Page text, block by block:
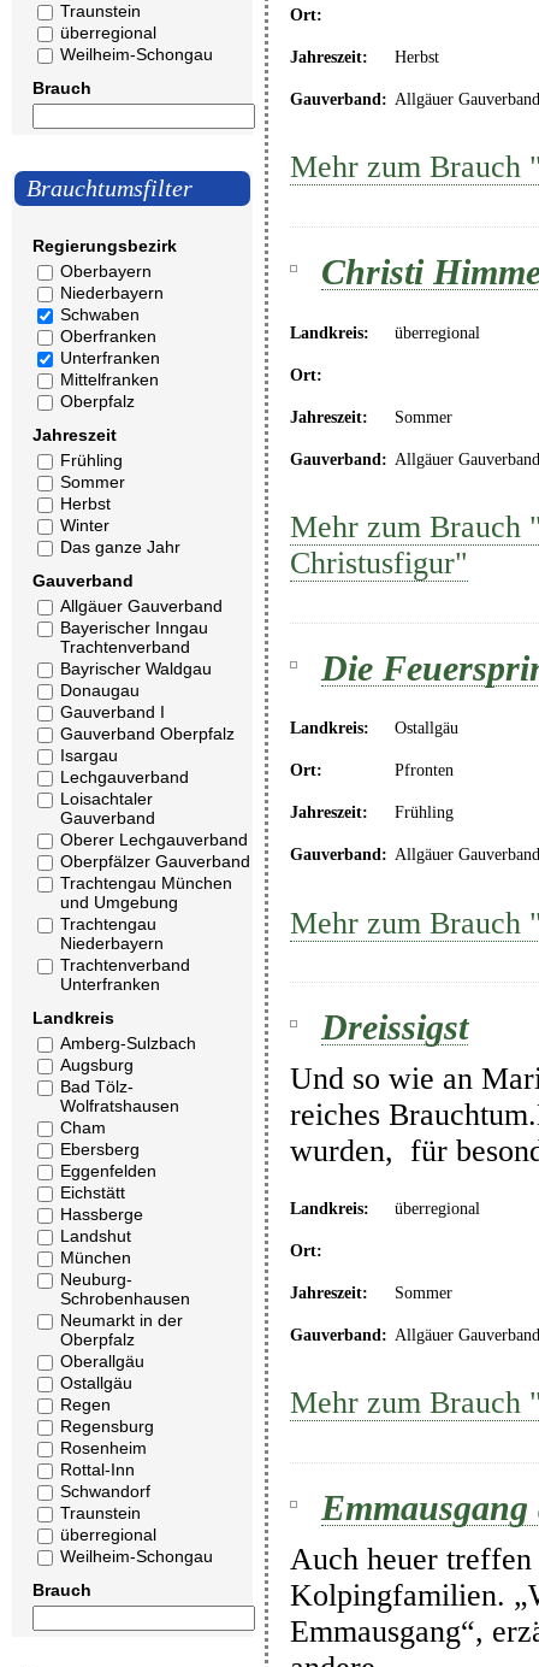
Traunstein
überregional
Weilheim-Schongau
Brauch
Brauchtumsfilter
Regierungsbezirk
Oberbayern
Niederbayern
Schwaben
Oberfranken
Unterfranken
Mittelfranken
Oberpfalz
Jahreszeit
Frühling
Sommer
Herbst
Winter
Das ganze Jahr
Gauverband
Allgäuer Gauverband
Bayerischer Inngau
Trachtenverband
Bayrischer Waldgau
Donaugau
Gauverband I
Gauverband Oberpfalz
Isargau
Lechgauverband
Loisachtaler
Gauverband
Oberer Lechgauverband
Oberpfälzer Gauverband
Trachtengau München
und Umgebung
Trachtengau
Niederbayern
Trachtenverband
Unterfranken
Landkreis
Amberg-Sulzbach
Augsburg
Bad Tölz-
Wolfratshausen
Cham
Ebersberg
Eggenfelden
Eichstätt
Hassberge
Landshut
München
Neuburg-
Schrobenhausen
Neumarkt in der
Oberpfalz
Oberallgäu
Ostallgäu
Regen
Regensburg
Rosenheim
Rottal-Inn
Schwandorf
Traunstein
überregional
Weilheim-Schongau
Brauch
Ort:
Jahreszeit: Herbst
Gauverband: Allgäuer Gauverband
Mehr zum Brauch
Christi
Landkreis: überregional
Ort:
Jahreszeit: Sommer
Gauverband: Allgäuer Gauverband
Mehr zum Brauch
Christusfigur"
Die
Landkreis: Ostallgäu
Ort: Pfronten
Jahreszeit: Frühling
Gauverband: Allgäuer Gauverband
Mehr zum Brauch
Dreissigst
Und so wie an
reiches
wurden, für
Landkreis: überregional
Ort:
Jahreszeit: Sommer
Gauverband: Allgäuer Gauverband
Mehr zum Brauch
Emmausgang
Auch heuer
Kolpingfamilien.
Emmausgang“,